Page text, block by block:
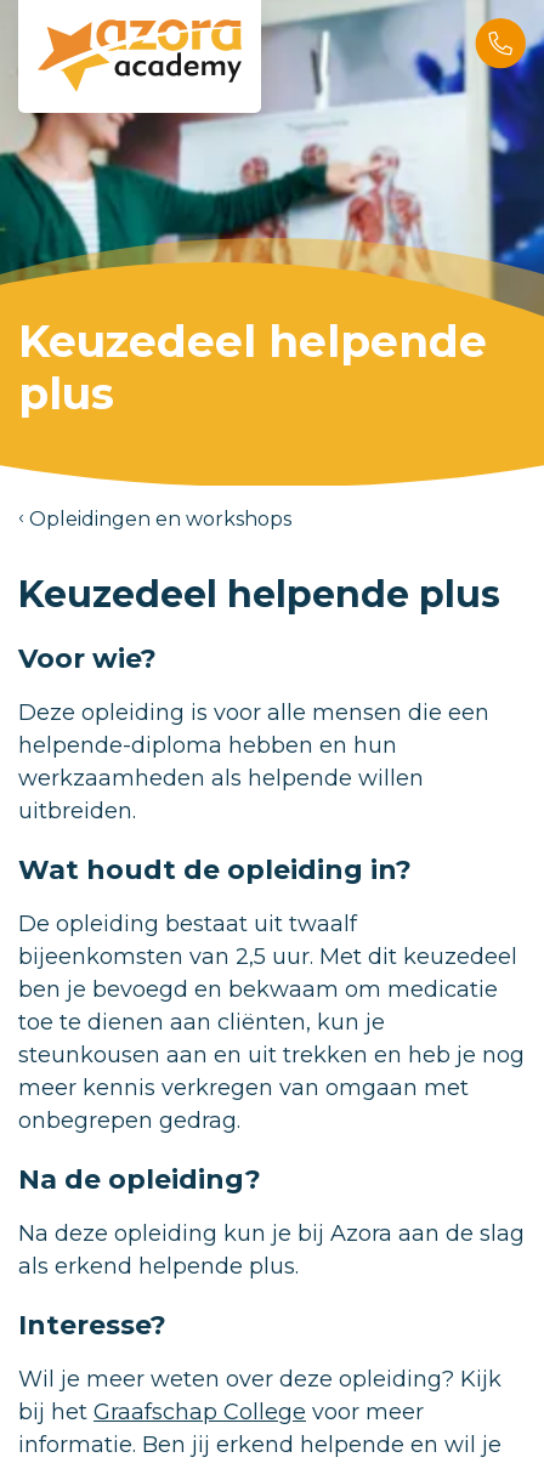
Keuzedeel helpende
plus
Opleidingen en workshops
Keuzedeel helpende plus
Voor wie?
Deze opleiding is voor alle mensen die een
helpende-diploma hebben en hun
werkzaamheden als helpende willen
uitbreiden.
Wat houdt de opleiding in?
De opleiding bestaat uit twaalf
bijeenkomsten van 2,5 uur. Met dit keuzedeel
ben je bevoegd en bekwaam om medicatie
toe te dienen aan cliënten, kun je
steunkousen aan en uit trekken en heb je nog
meer kennis verkregen van omgaan met
onbegrepen gedrag.
Na de opleiding?
Na deze opleiding kun je bij Azora aan de slag
als erkend helpende plus.
Interesse?
Wil je meer weten over deze opleiding? Kijk
bij het Graafschap College voor meer
informatie. Ben jij erkend helpende en wil je